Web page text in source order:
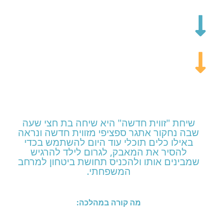
שיחת "זווית חדשה" היא שיחה בת חצי שעה
שבה נחקור אתגר ספציפי מזווית חדשה ונראה
באילו כלים תוכלי עוד היום להשתמש בכדי
להסיר את המאבק, לגרום לילד להרגיש
שמבינים אותו ולהכניס תחושת ביטחון למרחב
המשפחתי.
מה קורה במהלכה: